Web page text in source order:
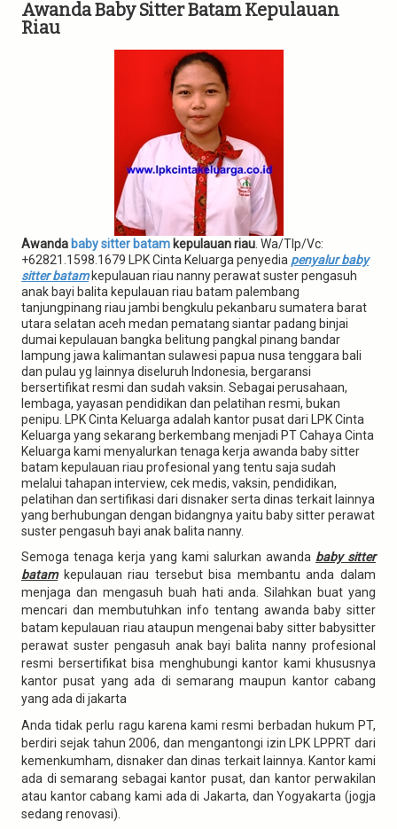
a
i
o
n
Awanda Baby Sitter Batam Kepulauan
Riau
Awanda baby sitter batam kepulauan riau . Wa/Tlp/Vc:
+62821.1598.1679 LPK Cinta Keluarga penyedia penyalur baby
sitter batamkepulauan riau nanny perawat suster pengasuh
anak bayi balita kepulauan riau batam palembang
tanjungpinang riau jambi bengkulu pekanbaru sumatera barat
utara selatan aceh medan pematang siantar padang binjai
dumai kepulauan bangka belitung pangkal pinang bandar
lampung jawa kalimantan sulawesi papua nusa tenggara bali
dan pulau yg lainnya diseluruh Indonesia, bergaransi
bersertifikat resmi dan sudah vaksin. Sebagai perusahaan,
lembaga, yayasan pendidikan dan pelatihan resmi, bukan
penipu. LPK Cinta Keluarga adalah kantor pusat dari LPK Cinta
Keluarga yang sekarang berkembang menjadi PT Cahaya Cinta
Keluarga kami menyalurkan tenaga kerja awanda baby sitter
batam kepulauan riau profesional yang tentu saja sudah
melalui tahapan interview, cek medis, vaksin, pendidikan,
pelatihan dan sertifikasi dari disnaker serta dinas terkait lainnya
yang berhubungan dengan bidangnya yaitu baby sitter perawat
suster pengasuh bayi anak balita nanny.
Semoga tenaga kerja yang kami salurkan awanda baby sitter
batamkepulauan riau tersebut bisa membantu anda dalam
menjaga dan mengasuh buah hati anda. Silahkan buat yang
mencari dan membutuhkan info tentang awanda baby sitter
batam kepulauan riau ataupun mengenai baby sitter babysitter
perawat suster pengasuh anak bayi balita nanny profesional
resmi bersertifikat bisa menghubungi kantor kami khususnya
kantor pusat yang ada di semarang maupun kantor cabang
yang ada di jakarta
Anda tidak perlu ragu karena kami resmi berbadan hukum PT,
berdiri sejak tahun 2006, dan mengantongi izin LPK LPPRT dari
kemenkumham, disnaker dan dinas terkait lainnya. Kantor kami
ada di semarang sebagai kantor pusat, dan kantor perwakilan
atau kantor cabang kami ada di Jakarta, dan Yogyakarta (jogja
sedang renovasi).